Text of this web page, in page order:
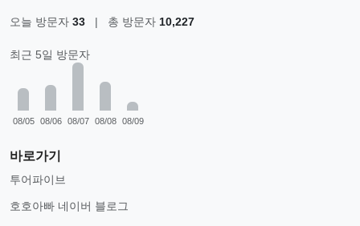
오늘 방문자 33 | 총 방문자 10,227
최근 5일 방문자
08/05 08/06 08/07 08/08 08/09
바로가기
투어파이브
호호아빠 네이버 블로그